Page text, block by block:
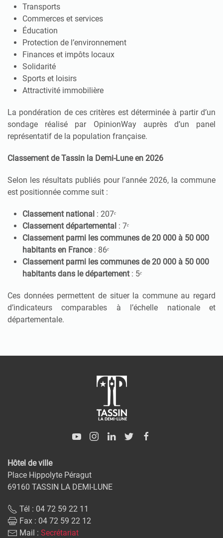
Transports
Commerces et services
Éducation
Protection de l’environnement
Finances et impôts locaux
Solidarité
Sports et loisirs
Attractivité immobilière
La pondération de ces critères est déterminée à partir d’un
sondage réalisé par OpinionWay auprès d’un panel
représentatif de la population française.
Classement de Tassin la Demi-Lune en 2026
Selon les résultats publiés pour l’année 2026, la commune
est positionnée comme suit :
Classement national : 207ᵉ
Classement départemental : 7ᵉ
Classement parmi les communes de 20 000 à 50 000
habitants en France: 86ᵉ
Classement parmi les communes de 20 000 à 50 000
habitants dans le département: 5ᵉ
Ces données permettent de situer la commune au regard
d’indicateurs comparables à l’échelle nationale et
départementale.
Hôtel de ville
Place Hippolyte Péragut
69160 TASSIN LA DEMI-LUNE
Tél : 04 72 59 22 11
Fax : 04 72 59 22 12
Mail : Secrétariat